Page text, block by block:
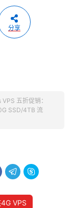
分享
五折促销：
SSD/4TB 流
 
VPS